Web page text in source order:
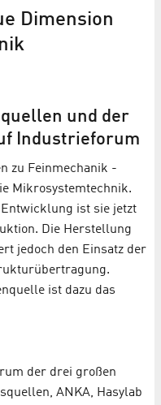
Dimension
und der
Industrieforum
zu Feinmechanik -
Mikrosystemtechnik.
ist sie jetzt
Die Herstellung
jedoch den Einsatz der
ist dazu das
der drei großen
ANKA, Hasylab